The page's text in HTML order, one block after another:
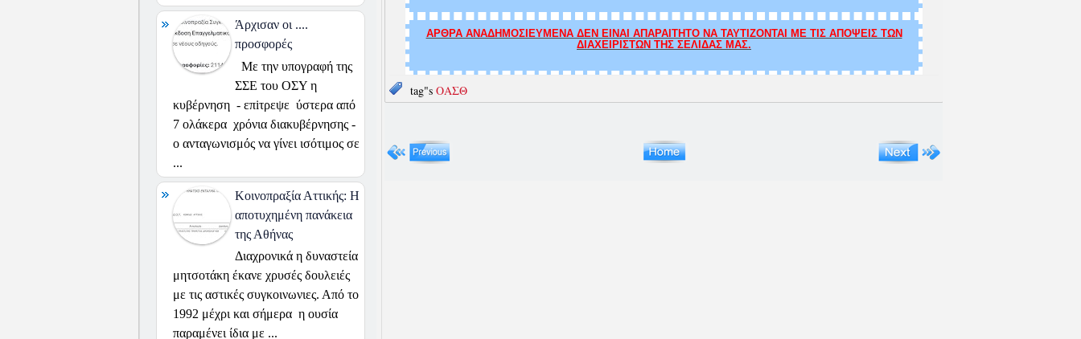
ΑΡΘΡΑ ΑΝΑΔΗΜΟΣΙΕΥΜΕΝΑ ΔΕΝ ΕΙΝΑΙ ΑΠΑΡΑΙΤΗΤΟ ΝΑ ΤΑΥΤΙΖΟΝΤΑΙ ΜΕ ΤΙΣ ΑΠΟΨΕΙΣ ΤΩΝ
ΔΙΑΧΕΙΡΙΣΤΩΝ ΤΗΣ ΣΕΛΙΔΑΣ ΜΑΣ.
tag"s ΟΑΣΘ
Άρχισαν οι ....
προσφορές
Με την υπογραφή της
ΣΣΕ του ΟΣΥ η
κυβέρνηση - επiτρεψε ύστερα από
7 ολάκερα χρόνια διακυβέρνησης -
ο ανταγωνισμός να γίνει ισότιμος σε
...
Κοινοπραξία Αττικής: H
αποτυχημένη πανάκεια
της Αθήνας
Διαχρονικά η δυναστεία
μητσοτάκη έκανε χρυσές δουλειές
με τις αστικές συγκοινωνιες. Από το
1992 μέχρι και σήμερα η ουσία
παραμένει ίδια με ...